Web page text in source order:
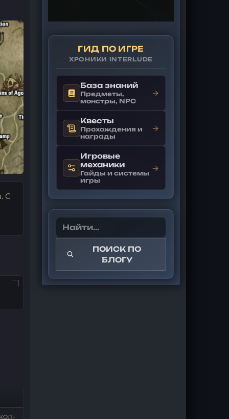
С
КОЛ-
ГИД ПО ИГРЕ
ХРОНИКИ INTERLUDE
База знаний
Предметы,
монстры, NPC
→
Квесты
Прохождения и
награды
→
Игровые
механики
Гайды и системы
игры
→
ПОИСК ПО
БЛОГУ